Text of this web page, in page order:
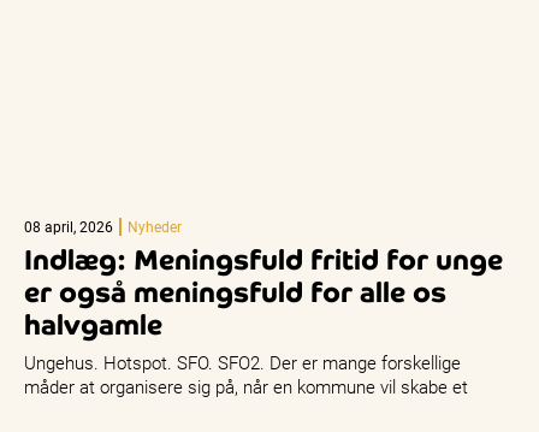
08 april, 2026 Nyheder
Indlæg: Meningsfuld fritid for unge
er også meningsfuld for alle os
halvgamle
Ungehus. Hotspot. SFO. SFO2. Der er mange forskellige
måder at organisere sig på, når en kommune vil skabe et